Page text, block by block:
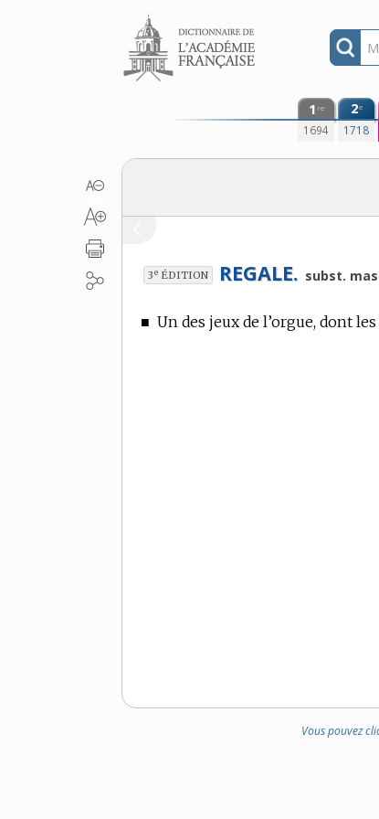
Aller au contenu
1 re
1694
2e
1718
3e ÉDITION REGALE. subst.
■ Un des jeux de l’orgue, dont
Vous pouvez